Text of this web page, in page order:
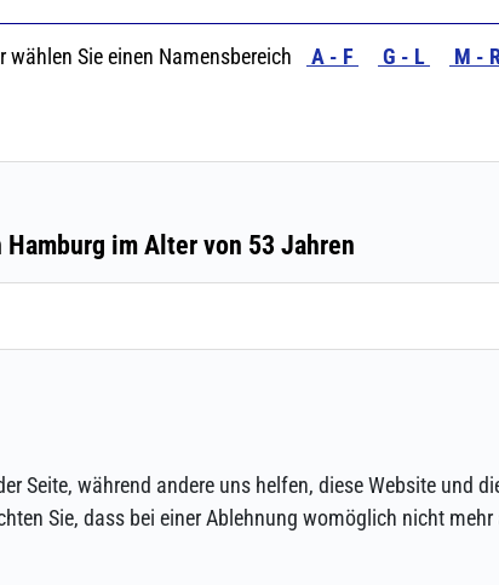
Seite, während andere uns helfen, diese Website und
Sie, dass bei einer Ablehnung womöglich nicht